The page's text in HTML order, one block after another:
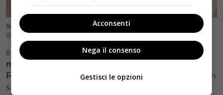
Beautiful, la new entry Luna Nozawa ha un segreto – credits ig
@boldandbeautifulcbs (Velvetcinema.it)
Il pubblico assisterà ad una telefonata di
misteriosa, che ordinerà a Luna di stare lontano dai
Forrester
: di chi si tratta? In molti penseranno a Li e non
saranno molto lontani dalla verità, perché si tratta di
Acconsenti
Nega il consenso
Gestisci le opzioni